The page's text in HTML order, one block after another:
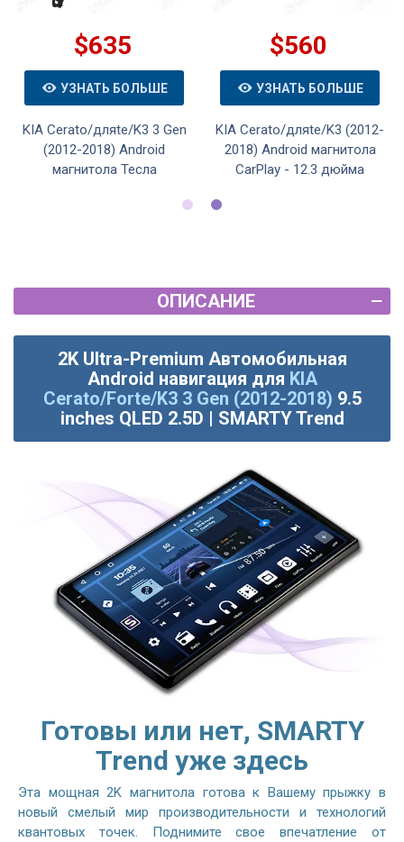
$635
УЗНАТЬ БОЛЬШЕ
KIA Cerato/дляte/K3 3 Gen
(2012-2018) Android
магнитола Тесла
$560
УЗНАТЬ БОЛЬШЕ
KIA Cerato/дляte/K3 (2012-
2018) Android магнитола
CarPlay - 12.3 дюйма
ОПИСАНИЕ
2K Ultra-Premium Автомобильная
Android навигация для KIA
Cerato/Forte/K3 3 Gen (2012-2018) 9.5
inches QLED 2.5D | SMARTY Trend
Готовы или нет, SMARTY
Trend уже здесь
Эта мощная 2K магнитола готова к Вашему прыжку в
новый смелый мир производительности и технологий
квантовых точек. Поднимите свое впечатление от